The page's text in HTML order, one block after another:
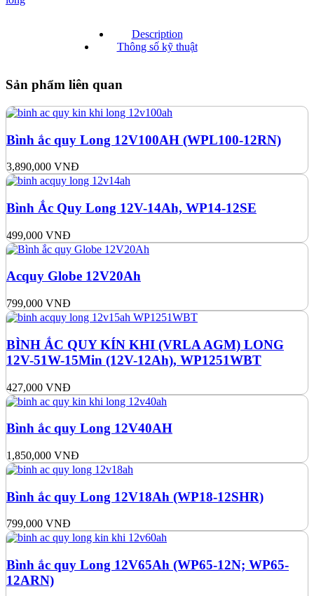
Description
Thông số kỹ thuật
Sản phẩm liên quan
Bình ắc quy Long 12V100AH (WPL100-12RN)
3,890,000 VNĐ
Bình Ắc Quy Long 12V-14Ah, WP14-12SE
499,000 VNĐ
Acquy Globe 12V20Ah
799,000 VNĐ
BÌNH ẮC QUY KÍN KHI (VRLA AGM) LONG
12V-51W-15Min (12V-12Ah), WP1251WBT
427,000 VNĐ
Bình ắc quy Long 12V40AH
1,850,000 VNĐ
Bình ắc quy Long 12V18Ah (WP18-12SHR)
799,000 VNĐ
Bình ắc quy Long 12V65Ah (WP65-12N; WP65-
12ARN)